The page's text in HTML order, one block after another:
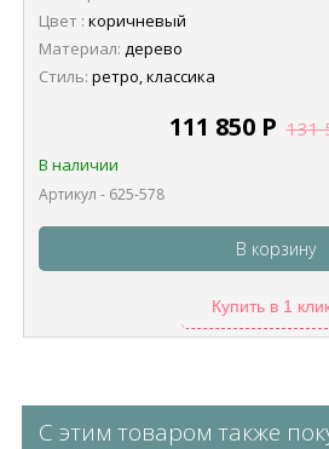
Цвет : коричневый
Материал: дерево
Стиль: ретро, классика
111 850 Р 131
В наличии
Артикул - 625-578
В корзину
Купить в 1
С этим товаром также